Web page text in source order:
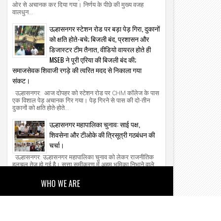
ओर से अचानक कर दिया गया। निर्णय के पीछे की मुख्य वजह
वालधुन...
उल्हासनगर स्टेशन रोड पर बड़ा पेड़ गिरा, दुकानों
को क्षति होते-बचे; बिजली बंद, प्रशासन और
डिजास्टर टीम तैनात, वीडियो वायरल होते ही
MSEB ने पूरी एरिया की बिजली बंद की;
समाजसेवक शिवाजी रगड़े की त्वरित मदद से निकाला गया
संकट।
उल्हासनगर: आज दोपहर को स्टेशन रोड पर CHM कॉलेज के पास
एक विशाल पेड़ अचानक गिर गया। पेड़ गिरने से पास की दो-तीन
दुकानों को क्षति होते-होते...
उल्हासनगर महापालिका चुनाव: साई पक्ष,
शिवसेना और टीओके की त्रिसूत्री गठबंधन की
चर्चा।
उल्हासनगर: उल्हासनगर महापालिका चुनाव को लेकर राजनीतिक
हलचल तेज हो गई है। सत्ता समीकरण में अहम भूमिका निभाने वाले
WHO WE ARE